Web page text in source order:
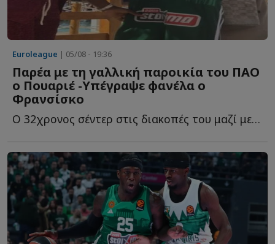
Euroleague | 05/08 - 19:36
Παρέα με τη γαλλική παροικία του ΠΑΟ
ο Πουαριέ -Υπέγραψε φανέλα ο
Φρανσίσκo
Ο 32χρονος σέντερ στις διακοπές του μαζί με τους συμπατριώτες τ...